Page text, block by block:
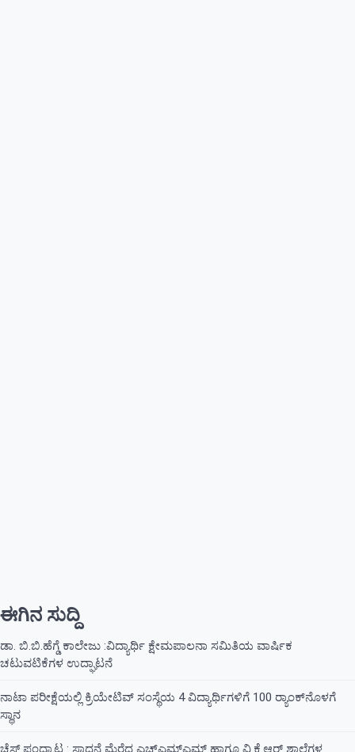
ಈಗಿನ ಸುದ್ದಿ
ಡಾ. ಬಿ.ಬಿ.ಹೆಗ್ಡೆ ಕಾಲೇಜು :ವಿದ್ಯಾರ್ಥಿ ಕ್ಷೇಮಪಾಲನಾ ಸಮಿತಿಯ ವಾರ್ಷಿಕ
ಚಟುವಟಿಕೆಗಳ ಉದ್ಘಾಟನೆ
ನಾಟಾ ಪರೀಕ್ಷೆಯಲ್ಲಿ ಕ್ರಿಯೇಟಿವ್ ಸಂಸ್ಥೆಯ 4 ವಿದ್ಯಾರ್ಥಿಗಳಿಗೆ 100 ರ‍್ಯಾಂಕ್‌ನೊಳಗೆ
ಸ್ಥಾನ